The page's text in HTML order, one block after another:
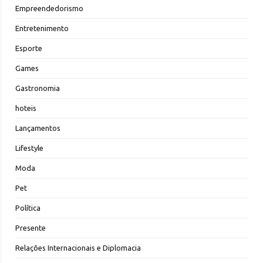
Empreendedorismo
Entretenimento
Esporte
Games
Gastronomia
hoteis
Lançamentos
Lifestyle
Moda
Pet
Política
Presente
Relações Internacionais e Diplomacia